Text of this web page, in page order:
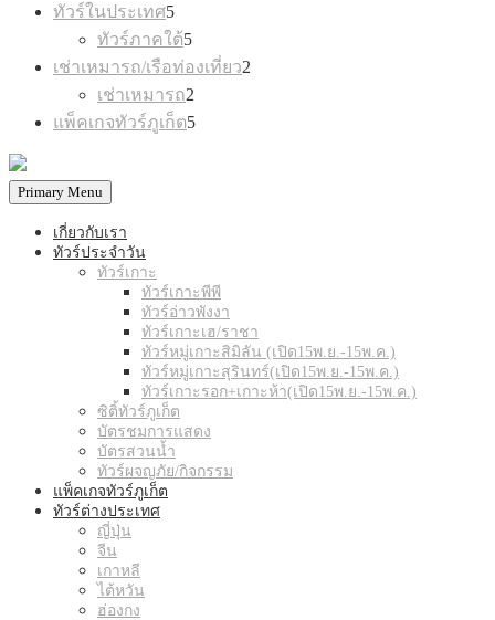
ทัวร์ในประเทศ5
products
ทัวร์ภาคใต้5
products
เช่าเหมารถ/เรือท่องเที่ยว2
เช่าเหมารถ2
แพ็คเกจทัวร์ภูเก็ต5
Primary Menu
เกี่ยวกับเรา
ทัวร์ประจำวัน
ทัวร์เกาะ
ทัวร์เกาะพีพี
ทัวร์อ่าวพังงา
ทัวร์เกาะเฮ/ราชา
ทัวร์หมู่เกาะสิมิลัน (เปิด15พ.ย.-15พ.ค.)
ทัวร์หมู่เกาะสุรินทร์(เปิด15พ.ย.-15พ.ค.)
ทัวร์เกาะรอก+เกาะห้า(เปิด15พ.ย.-15พ.ค.)
ซิติ้ทัวร์ภูเก็ต
บัตรชมการแสดง
บัตรสวนน้ำ
ทัวร์ผจญภัย/กิจกรรม
แพ็คเกจทัวร์ภูเก็ต
ทัวร์ต่างประเทศ
ญี่ปุ่น
จีน
เกาหลี
ไต้หวัน
ฮ่องกง